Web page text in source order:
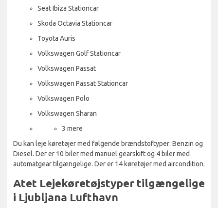
Seat Ibiza Stationcar
Skoda Octavia Stationcar
Toyota Auris
Volkswagen Golf Stationcar
Volkswagen Passat
Volkswagen Passat Stationcar
Volkswagen Polo
Volkswagen Sharan
3 mere
Du kan leje køretøjer med følgende brændstoftyper: Benzin og
Diesel. Der er 10 biler med manuel gearskift og 4 biler med
automatgear tilgængelige. Der er 14 køretøjer med aircondition.
Atet Lejekøretøjstyper tilgængelige
i Ljubljana Lufthavn